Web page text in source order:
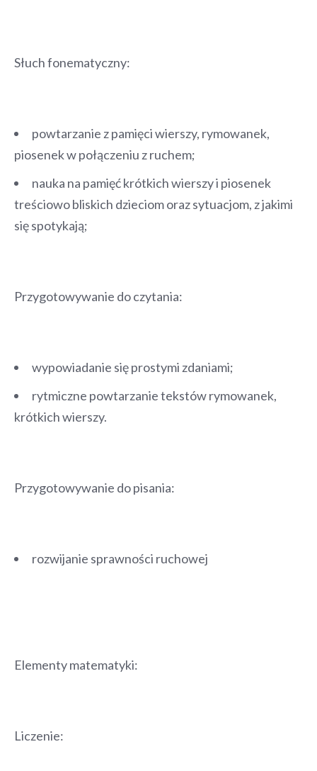
Słuch fonematyczny:
powtarzanie z pamięci wierszy, rymowanek,
piosenek w połączeniu z ruchem;
nauka na pamięć krótkich wierszy i piosenek
treściowo bliskich dzieciom oraz sytuacjom, z jakimi
się spotykają;
Przygotowywanie do czytania:
wypowiadanie się prostymi zdaniami;
rytmiczne powtarzanie tekstów rymowanek,
krótkich wierszy.
Przygotowywanie do pisania:
rozwijanie sprawności ruchowej
Elementy matematyki:
Liczenie: